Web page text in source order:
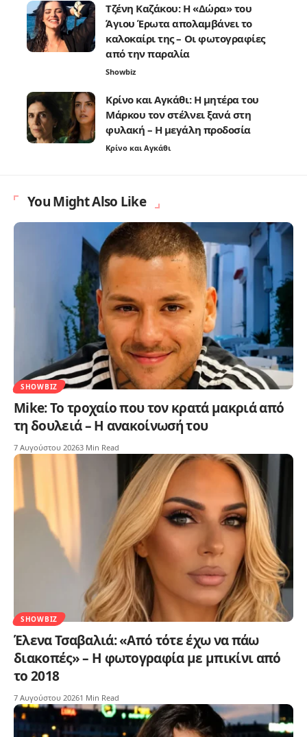
Τζένη Καζάκου: Η «Δώρα» του
Άγιου Έρωτα απολαμβάνει το
καλοκαίρι της – Οι φωτογραφίες
από την παραλία
Showbiz
Κρίνο και Αγκάθι: Η μητέρα του
Μάρκου τον στέλνει ξανά στη
φυλακή – Η μεγάλη προδοσία
Κρίνο και Αγκάθι
You Might Also Like
SHOWBIZ
Mike: Το τροχαίο που τον κρατά μακριά από
τη δουλειά – Η ανακοίνωσή του
7 Αυγούστου 20263 Min Read
SHOWBIZ
Έλενα Τσαβαλιά: «Από τότε έχω να πάω
διακοπές» – Η φωτογραφία με μπικίνι από
το 2018
7 Αυγούστου 20261 Min Read